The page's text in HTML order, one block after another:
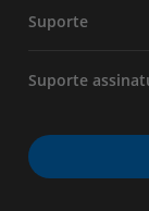
Suporte
Suporte